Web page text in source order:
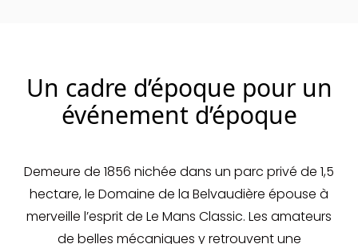
Un cadre d’époque pour un
événement d’époque
Demeure de 1856 nichée dans un parc privé de 1,5
hectare, le Domaine de la Belvaudière épouse à
merveille l’esprit de Le Mans Classic. Les amateurs
de belles mécaniques y retrouvent une